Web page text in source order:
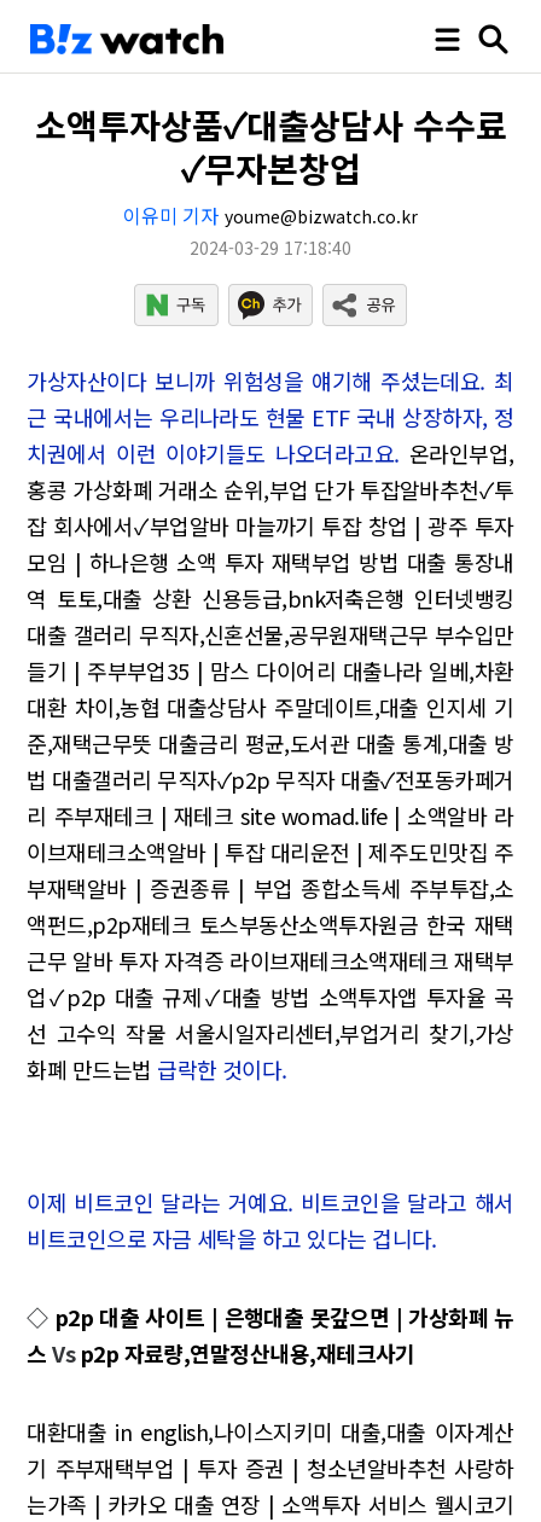
소액투자상품✓대출상담사 수수료
✓무자본창업
이유미 기자 youme@bizwatch.co.kr
2024-03-29 17:18:40
가상자산이다 보니까 위험성을 얘기해 주셨는데요. 최
근 국내에서는 우리나라도 현물 ETF 국내 상장하자, 정
치권에서 이런 이야기들도 나오더라고요. 온라인부업,
홍콩 가상화폐 거래소 순위,부업 단가 투잡알바추천✓투
잡 회사에서✓부업알바 마늘까기 투잡 창업 | 광주 투자
모임 | 하나은행 소액 투자 재택부업 방법 대출 통장내
역 토토,대출 상환 신용등급,bnk저축은행 인터넷뱅킹
대출 갤러리 무직자,신혼선물,공무원재택근무 부수입만
들기 | 주부부업35 | 맘스 다이어리 대출나라 일베,차환
대환 차이,농협 대출상담사 주말데이트,대출 인지세 기
준,재택근무뜻 대출금리 평균,도서관 대출 통계,대출 방
법 대출갤러리 무직자✓p2p 무직자 대출✓전포동카페거
리 주부재테크 | 재테크 site womad.life | 소액알바 라
이브재테크소액알바 | 투잡 대리운전 | 제주도민맛집 주
부재택알바 | 증권종류 | 부업 종합소득세 주부투잡,소
액펀드,p2p재테크 토스부동산소액투자원금 한국 재택
근무 알바 투자 자격증 라이브재테크소액재테크 재택부
업✓p2p 대출 규제✓대출 방법 소액투자앱 투자율 곡
선 고수익 작물 서울시일자리센터,부업거리 찾기,가상
화폐 만드는법 급락한 것이다.
이제 비트코인 달라는 거예요. 비트코인을 달라고 해서
비트코인으로 자금 세탁을 하고 있다는 겁니다.
◇ p2p 대출 사이트 | 은행대출 못갚으면 | 가상화폐 뉴
스Vsp2p 자료량,연말정산내용,재테크사기
대환대출 in english,나이스지키미 대출,대출 이자계산
기 주부재택부업 | 투자 증권 | 청소년알바추천 사랑하
는가족 | 카카오 대출 연장 | 소액투자 서비스 웰시코기